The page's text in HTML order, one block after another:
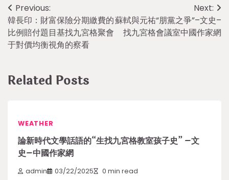
Post
navigation
Previous:
韓長印：財富保險分期繳費的
比例賠付題目基找九宮格聚會
于對價均衡視角的察看
Next:
蘇軾與元祐“朋黨之爭”–文史–
找九宮格會議室中國作家網
Related Posts
WEATHER
論新時代文學話語的“生找九宮格教室孩子史” –文
史–中國作家網
admin 03/22/2025 0 min read